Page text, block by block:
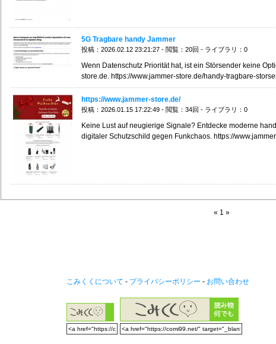
5G Tragbare handy Jammer
投稿：2026.02.12 23:21:27 - 閲覧：20回 - ライブラリ：0
Wenn Datenschutz Priorität hat, ist ein Störsender keine
store.de. https://www.jammer-store.de/handy-tragbare-
https://www.jammer-store.de/
投稿：2026.01.15 17:22:49 - 閲覧：34回 - ライブラリ：0
Keine Lust auf neugierige Signale? Entdecke moderne
digitaler Schutzschild gegen Funkchaos. https://
« 1 »
こみくくについて - プライバシーポリシー - お問い合わせ